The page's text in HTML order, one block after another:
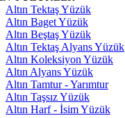
Altın Tektaş Yüzük
Altın Baget Yüzük
Altın Beştaş Yüzük
Altın Tektaş Alyans Yüzük
Altın Koleksiyon Yüzük
Altın Alyans Yüzük
Altın Tamtur - Yarımtur
Altın Taşsız Yüzük
Altın Harf - İsim Yüzük